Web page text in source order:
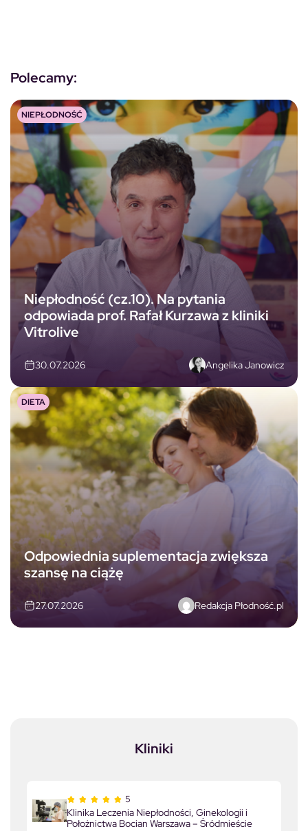
Polecamy:
Niepłodność (cz.10). Na pytania
odpowiada prof. Rafał Kurzawa z kliniki
Vitrolive
30.07.2026 Angelika Janowicz
NIEPŁODNOŚĆ
Odpowiednia suplementacja zwiększa
szansę na ciążę
27.07.2026 Redakcja Płodność.pl
DIETA
Kliniki
5
Klinika Leczenia Niepłodności, Ginekologii i
Położnictwa Bocian Warszawa – Śródmieście